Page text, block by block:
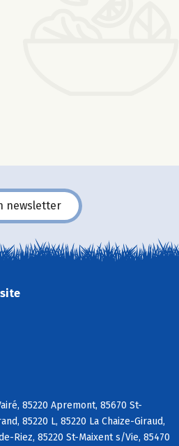
newsletter
85220 Apremont, 85670 St-
85220 L, 85220 La Chaize-Giraud,
Riez, 85220 St-Maixent s/Vie, 85470